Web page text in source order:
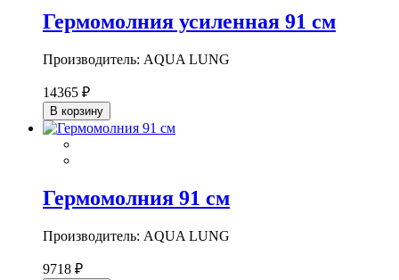
Гермомолния усиленная 91 см
Производитель: AQUA LUNG
14365 ₽
В корзину
Гермомолния 91 см
Производитель: AQUA LUNG
9718 ₽